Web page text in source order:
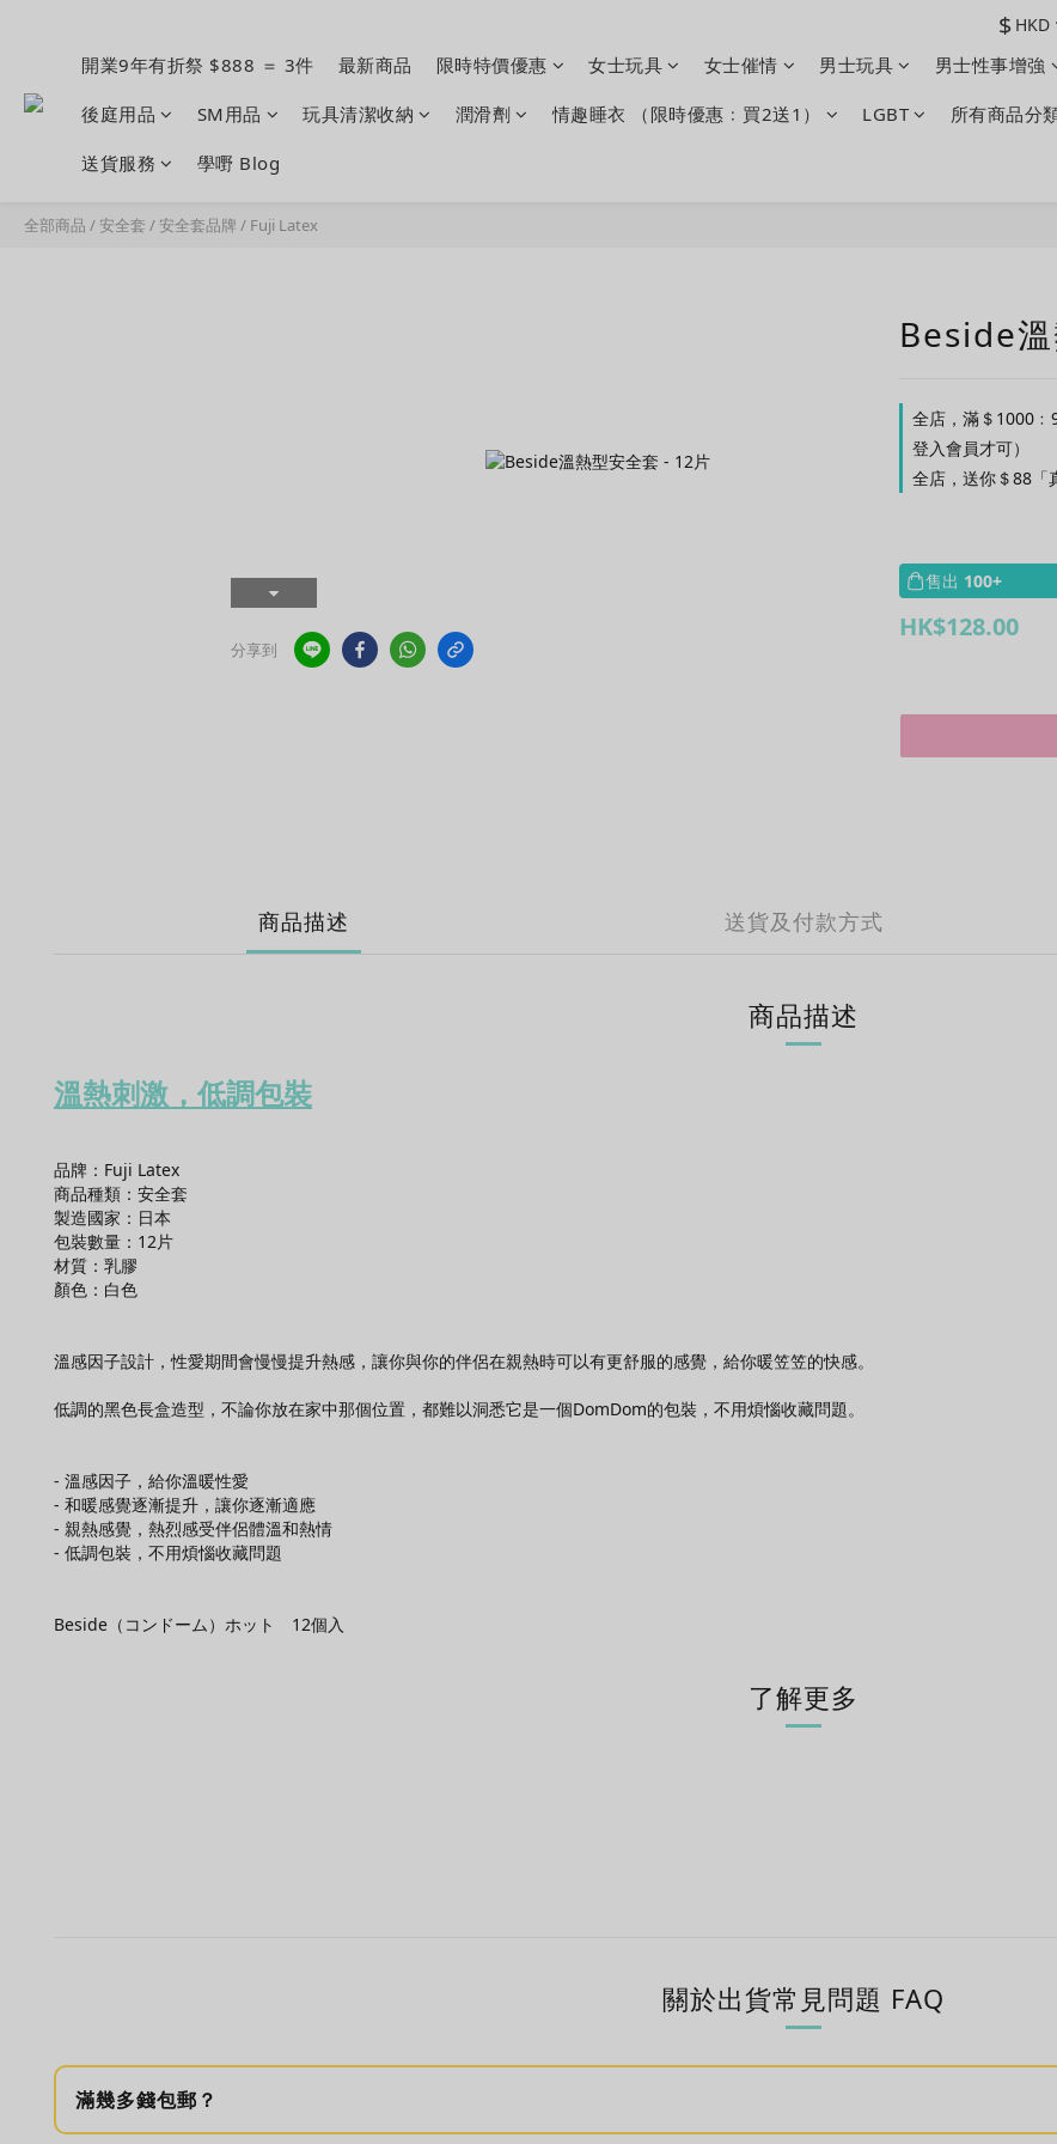
$ HKD
開業9年有折祭 $888 ＝ 3件 最新商品 限時特價優惠 女士玩具 女士催情 男士玩具 男士性事增強
後庭用品 SM用品 玩具清潔收納 潤滑劑 情趣睡衣 （限時優惠﹕買2送1） LGBT 所有商品分
送貨服務 學嘢 Blog
全部商品 / 安全套 / 安全套品牌 / Fuji Latex
分享到
Beside
全店，滿＄
登入會員才可）
全店，送你＄88「
售出 100+
HK$128.00
商品描述 送貨及付款方式
商品描述
溫熱刺激 ， 低調包裝
品牌： Fuji Latex
商品種類： 安全套
製造國家：日本
包裝數量：12片
材質： 乳膠
顏色：白色
溫感因子設計，性愛期間會慢慢提升熱感，讓你與你的伴侶在親熱時可以有更舒服的感覺，給你暖笠笠的快感。
低調的黑色長盒造型，不論你放在家中那個位置，都難以洞悉它是一個DomDom的包裝，不用煩惱收藏問題。
- 溫感因子，給你溫暖性愛
- 和暖感覺逐漸提升，讓你逐漸適應
- 親熱感覺，熱烈感受伴侶體溫和熱情
- 低調包裝，不用煩惱收藏問題
Beside（コンドーム）ホット 12個入
了解更多
關於出貨常見問題 FAQ
滿幾多錢包郵？